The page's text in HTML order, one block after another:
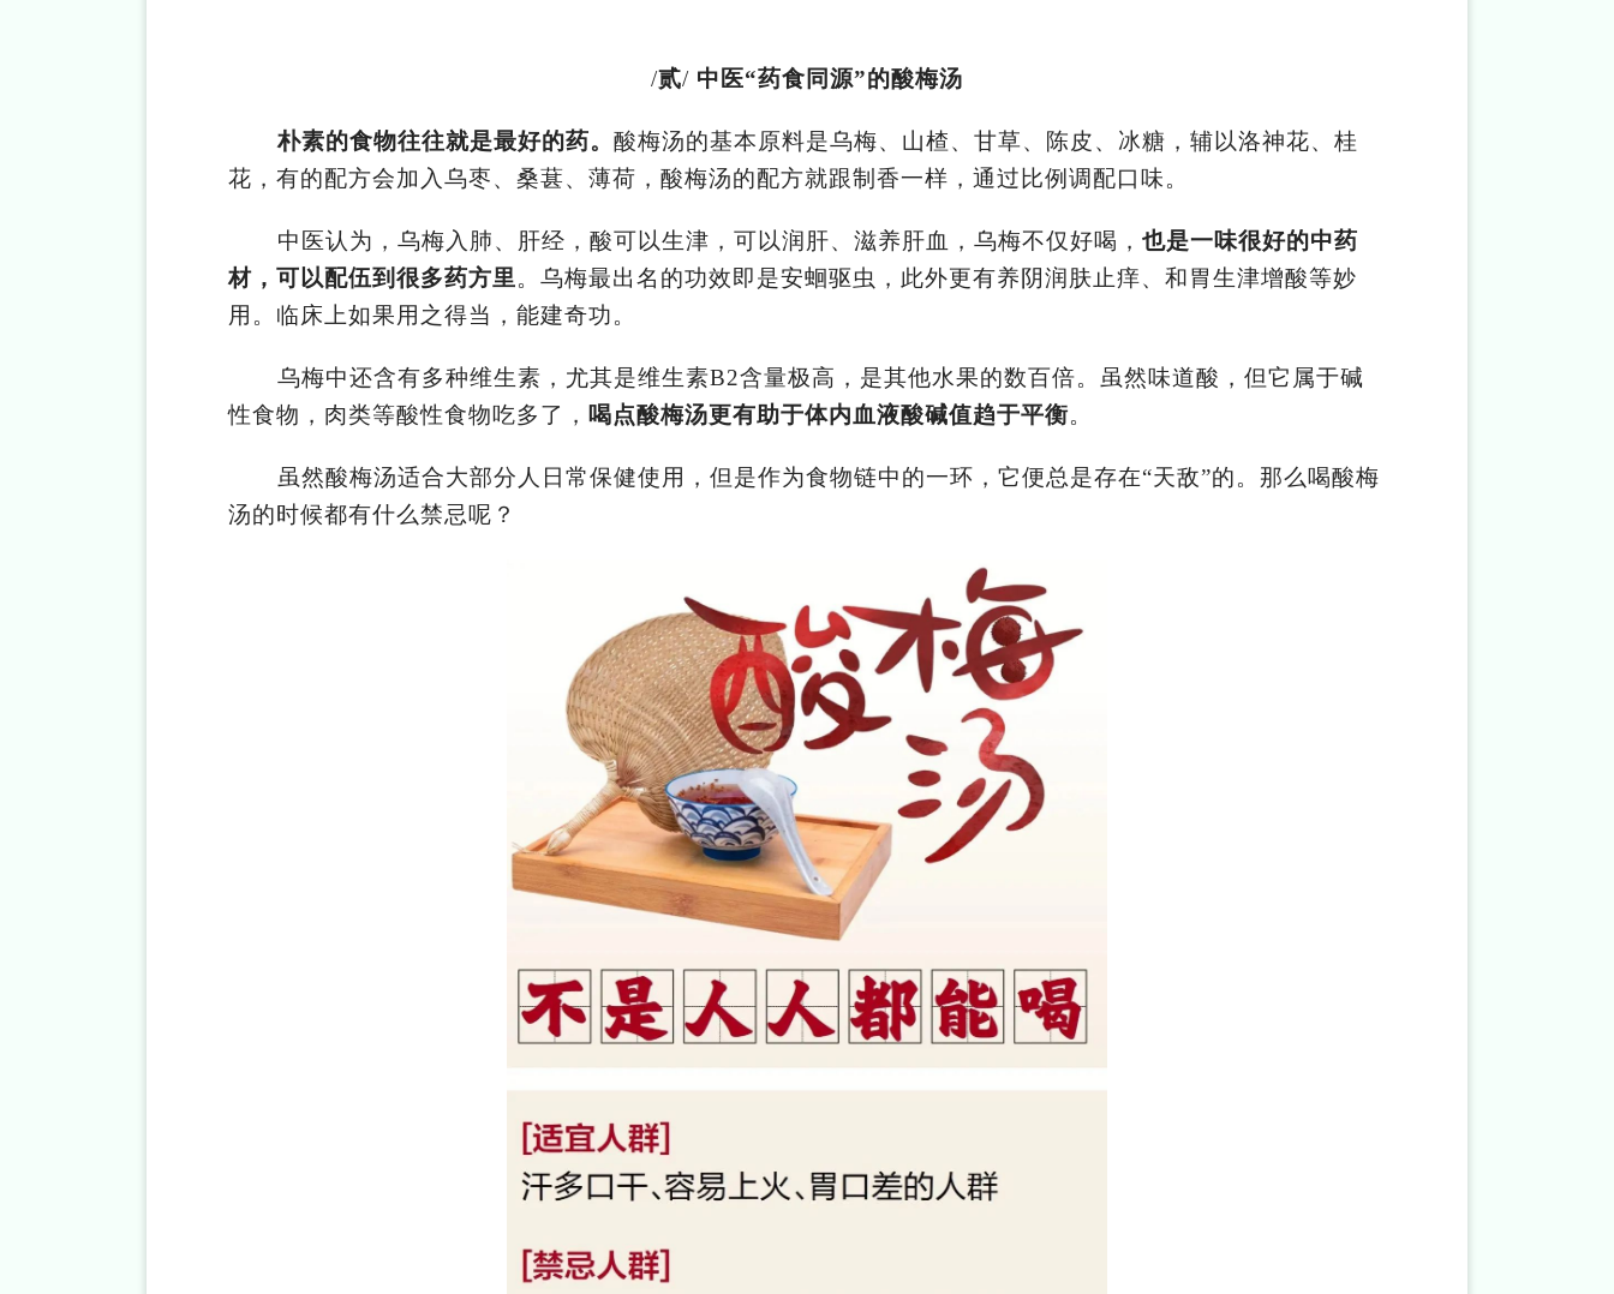
/贰/ 中医“药食同源”的酸梅汤
朴素的食物往往就是最好的药。 酸梅汤的基本原料是乌梅、山楂、甘草、陈皮、冰糖，辅以洛神花、桂
花，有的配方会加入乌枣、桑葚、薄荷，酸梅汤的配方就跟制香一样，通过比例调配口味。
中医认为，乌梅入肺、肝经，酸可以生津，可以润肝、滋养肝血，乌梅不仅好喝， 也是一味很好的中药
材，可以配伍到很多药方里。乌梅最出名的功效即是安蛔驱虫，此外更有养阴润肤止痒、和胃生津增酸等妙
用。临床上如果用之得当，能建奇功。
乌梅中还含有多种维生素，尤其是维生素B2含量极高，是其他水果的数百倍。虽然味道酸，但它属于碱
性食物，肉类等酸性食物吃多了， 喝点酸梅汤更有助于体内血液酸碱值趋于平衡。
虽然酸梅汤适合大部分人日常保健使用，但是作为食物链中的一环，它便总是存在“天敌”的。那么喝酸梅
汤的时候都有什么禁忌呢？